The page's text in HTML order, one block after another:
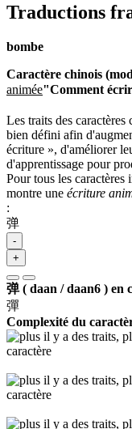
Traductions
bombe
Caractère chinois
animée"Comment
Les traits des
bien défini afin
écriture », d'améliorer
d'apprentissage pour
Pour tous les
montre une écriture
:
弹
-
+
弹 ( daan / daan6 ) en
彈
Complexité du